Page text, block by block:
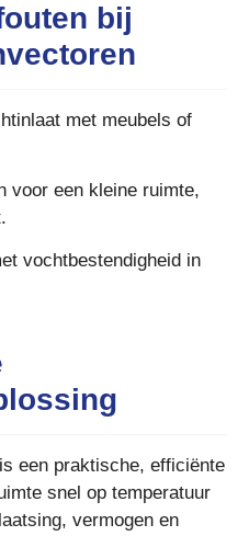
bij
met meubels of
voor een kleine ruimte,
vochtbestendigheid in
een praktische, efficiënte
snel op temperatuur
vermogen en